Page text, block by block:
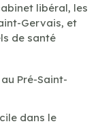
libéral, les
Gervais, et
de santé
Pré-Saint-
dans le